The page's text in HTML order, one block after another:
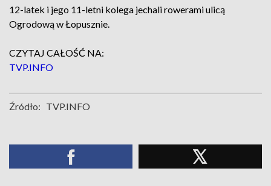
12-latek i jego 11-letni kolega jechali rowerami ulicą
Ogrodową w Łopusznie.
CZYTAJ CAŁOŚĆ NA:
TVP.INFO
Źródło: TVP.INFO